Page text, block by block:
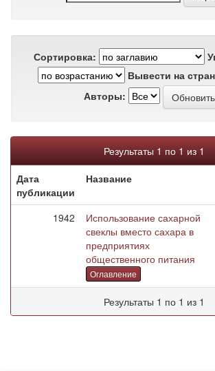
Сортировка:
Вывести на
Авторы:
Результаты 1 по 1 из 1
Дата
публикации
Название
1942
Использование сахарной
свеклы вместо сахара в
предприятиях
общественного питания
Оглавление
Результаты 1 по 1 из 1